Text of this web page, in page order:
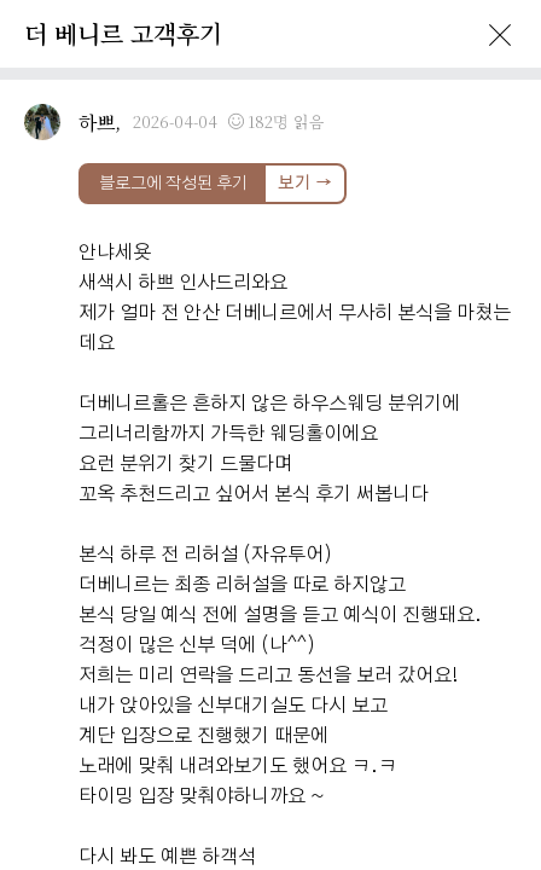
더 베니르 고객후기
하쁘, 2026-04-04 182명 읽음
블로그에 작성된 후기 보기 →
안냐세욧
새색시 하쁘 인사드리와요
제가 얼마 전 안산 더베니르에서 무사히 본식을 마쳤는
데요
​더베니르홀은 흔하지 않은 하우스웨딩 분위기에
그리너리함까지 가득한 웨딩홀이에요
요런 분위기 찾기 드물다며
꼬옥 추천드리고 싶어서 본식 후기 써봅니다
​본식 하루 전 리허설 (자유투어)
더베니르는 최종 리허설을 따로 하지않고
본식 당일 예식 전에 설명을 듣고 예식이 진행돼요.
걱정이 많은 신부 덕에 (나^^)
저희는 미리 연락을 드리고 동선을 보러 갔어요!
내가 앉아있을 신부대기실도 다시 보고
계단 입장으로 진행했기 때문에
노래에 맞춰 내려와보기도 했어요 ㅋ.ㅋ
타이밍 입장 맞춰야하니까요 ~
다시 봐도 예쁜 하객석